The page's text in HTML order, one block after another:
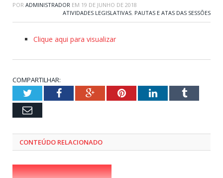
POR ADMINISTRADOR EM 19 DE JUNHO DE 2018
ATIVIDADES LEGISLATIVAS, PAUTAS E ATAS DAS SESSÕES
Clique aqui para visualizar
COMPARTILHAR:
TwitterFacebookGoogle+PinterestLinkedInTumblr
Email
CONTEÚDO RELACIONADO